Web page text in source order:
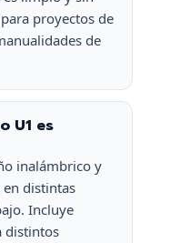
proyectos de
de
U1 es
inalámbrico y
distintas
Incluye
distintos